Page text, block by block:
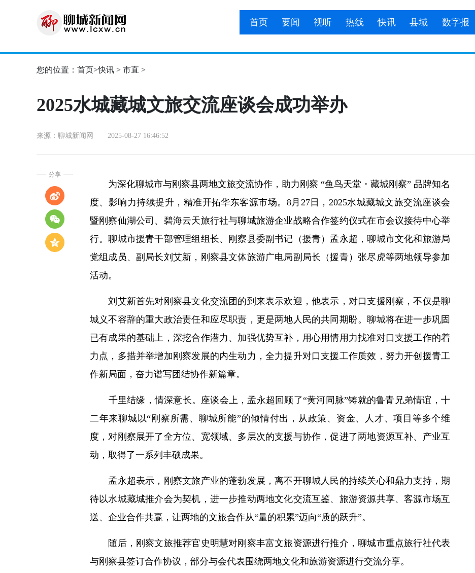
首页 要闻 视听 热线 快讯 县域 数字报
您的位置： 首页>快讯 > 市直 >
2025水城藏城文旅交流座谈会成功举办
来源：聊城新闻网 2025-08-27 16:46:52
分享
为深化聊城市与刚察县两地文旅交流协作，助力刚察 “鱼鸟天堂・藏城刚察” 品牌知名
度、影响力持续提升，精准开拓华东客源市场。8月27日，2025水城藏城文旅交流座谈会
暨刚察仙湖公司、碧海云天旅行社与聊城旅游企业战略合作签约仪式在市会议接待中心举
行。聊城市援青干部管理组组长、刚察县委副书记（援青）孟永超，聊城市文化和旅游局
党组成员、副局长刘艾新，刚察县文体旅游广电局副局长（援青）张尽虎等两地领导参加
活动。
刘艾新首先对刚察县文化交流团的到来表示欢迎，他表示，对口支援刚察，不仅是聊
城义不容辞的重大政治责任和应尽职责，更是两地人民的共同期盼。聊城将在进一步巩固
已有成果的基础上，深挖合作潜力、加强优势互补，用心用情用力找准对口支援工作的着
力点，多措并举增加刚察发展的内生动力，全力提升对口支援工作质效，努力开创援青工
作新局面，奋力谱写团结协作新篇章。
千里结缘，情深意长。座谈会上，孟永超回顾了“黄河同脉”铸就的鲁青兄弟情谊，十
二年来聊城以“刚察所需、聊城所能”的倾情付出，从政策、资金、人才、项目等多个维
度，对刚察展开了全方位、宽领域、多层次的支援与协作，促进了两地资源互补、产业互
动，取得了一系列丰硕成果。
孟永超表示，刚察文旅产业的蓬勃发展，离不开聊城人民的持续关心和鼎力支持，期
待以水城藏城推介会为契机，进一步推动两地文化交流互鉴、旅游资源共享、客源市场互
送、企业合作共赢，让两地的文旅合作从“量的积累”迈向“质的跃升”。
随后，刚察文旅推荐官史明慧对刚察丰富文旅资源进行推介，聊城市重点旅行社代表
与刚察县签订合作协议，部分与会代表围绕两地文化和旅游资源进行交流分享。